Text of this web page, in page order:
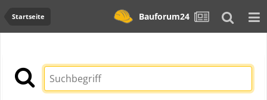
Startseite Bauforum24